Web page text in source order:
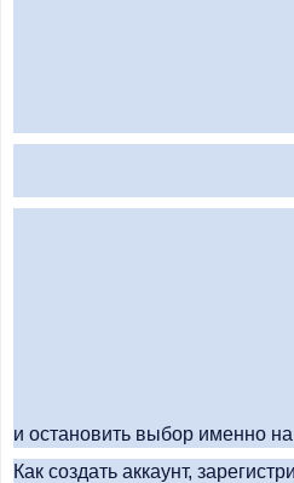
и остановить выбор именно
Как создать аккаунт,